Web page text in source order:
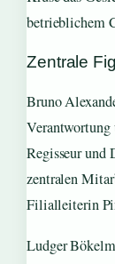
betrieblichem
Zentrale
Bruno
Verantwortung
Regisseur und
zentralen
Filialleiterin
Ludger